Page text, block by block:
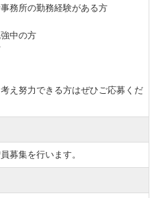
務所の勤務経験がある方
中の方
え努力できる方はぜひご応募くだ
募集を行います。